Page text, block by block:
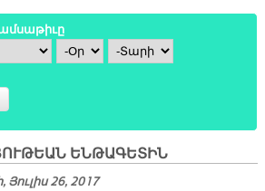
Օր Տարի
ԵՆԹԱԳԵՏԻՆ
26, 2017